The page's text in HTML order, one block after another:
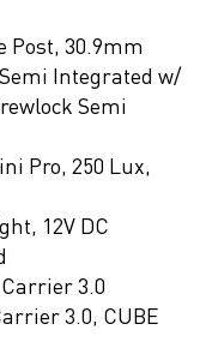
Post, 30.9mm
Integrated w/
Semi
Pro, 250 Lux,
12V DC
3.0
3.0, CUBE